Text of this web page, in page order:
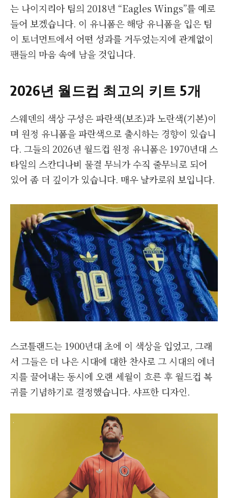
는 나이지리아 팀의 2018년 “Eagles Wings”를 예로
들어 보겠습니다. 이 유니폼은 해당 유니폼을 입은 팀
이 토너먼트에서 어떤 성과를 거두었는지에 관계없이
팬들의 마음 속에 남을 것입니다.
2026년 월드컵 최고의 키트 5개
스웨덴의 색상 구성은 파란색(보조)과 노란색(기본)이
며 원정 유니폼을 파란색으로 출시하는 경향이 있습니
다. 그들의 2026년 월드컵 원정 유니폼은 1970년대 스
타일의 스칸디나비 물결 무늬가 수직 줄무늬로 되어
있어 좀 더 깊이가 있습니다. 매우 날카로워 보입니다.
스코틀랜드는 1900년대 초에 이 색상을 입었고, 그래
서 그들은 더 나은 시대에 대한 찬사로 그 시대의 에너
지를 끌어내는 동시에 오랜 세월이 흐른 후 월드컵 복
귀를 기념하기로 결정했습니다. 샤프한 디자인.